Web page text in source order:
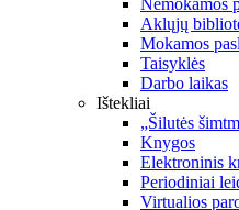
Nemokamos
Aklųjų
Mokamos
Taisyklės
Darbo laikas
Ištekliai
„Šilutės
Knygos
Elektroninis
Periodiniai
Virtualios